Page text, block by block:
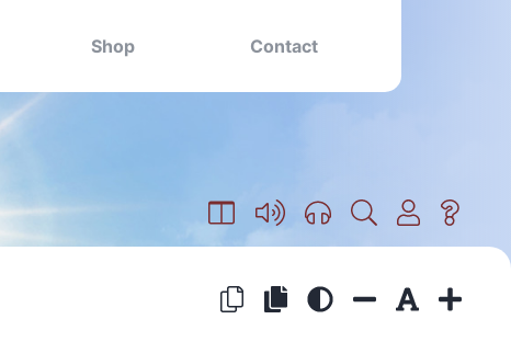
Shop Contact